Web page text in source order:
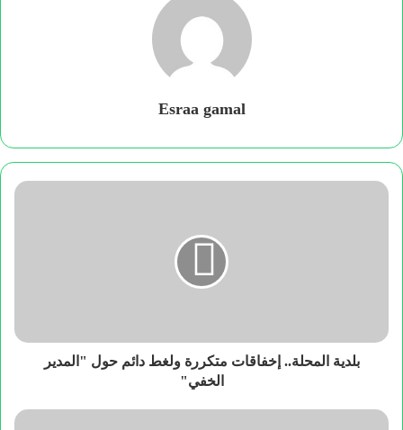
Esraa gamal
بلدية المحلة.. إخفاقات متكررة ولغط دائم حول "المدير
الخفي"